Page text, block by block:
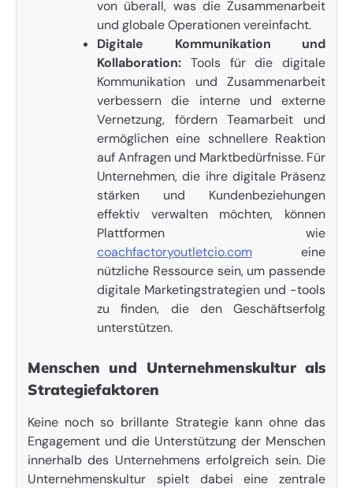
von überall, was die Zusammenarbeit
und globale Operationen vereinfacht.
Digitale Kommunikation und
Kollaboration: Tools für die digitale
Kommunikation und Zusammenarbeit
verbessern die interne und externe
Vernetzung, fördern Teamarbeit und
ermöglichen eine schnellere Reaktion
auf Anfragen und Marktbedürfnisse. Für
Unternehmen, die ihre digitale Präsenz
stärken und Kundenbeziehungen
effektiv verwalten möchten, können
Plattformen wie
coachfactoryoutletcio.com eine
nützliche Ressource sein, um passende
digitale Marketingstrategien und -tools
zu finden, die den Geschäftserfolg
unterstützen.
Menschen und Unternehmenskultur als
Strategiefaktoren
Keine noch so brillante Strategie kann ohne das
Engagement und die Unterstützung der Menschen
innerhalb des Unternehmens erfolgreich sein. Die
Unternehmenskultur spielt dabei eine zentrale